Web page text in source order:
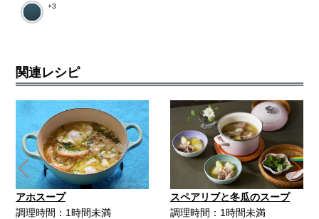
+3
関連レシピ
アホスープ
調理時間：1時間未満
スペアリブと冬瓜のスープ
調理時間：1時間未満
Previous